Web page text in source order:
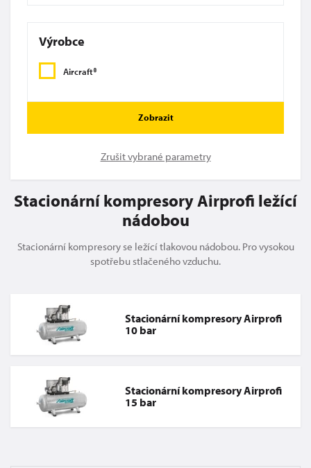
Výrobce
Aircraft®
Zobrazit
Zrušit vybrané parametry
Stacionární kompresory Airprofi ležící
nádobou
Stacionární kompresory se ležící tlakovou nádobou. Pro vysokou
spotřebu stlačeného vzduchu.
Stacionární kompresory Airprofi
10 bar
Stacionární kompresory Airprofi
15 bar